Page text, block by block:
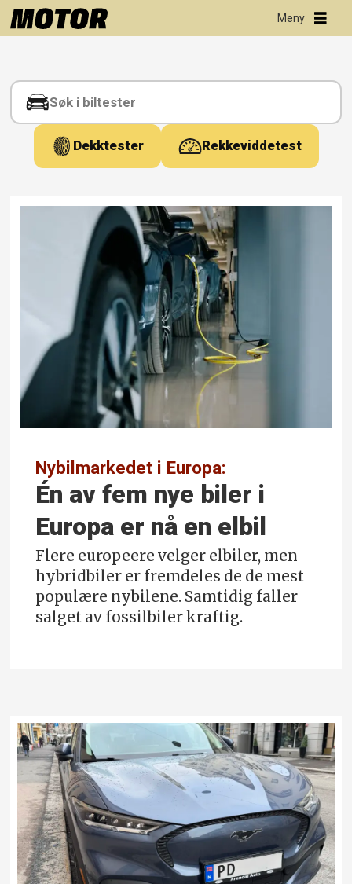
Tag:
fossilbil
Dekktester Rekkeviddetest
Nybilmarkedet i Europa:
Én av fem nye biler i
Europa er nå en elbil
Flere europeere velger elbiler, men
hybridbiler er fremdeles de de mest
populære nybilene. Samtidig faller
salget av fossilbiler kraftig.